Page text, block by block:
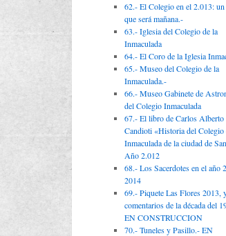
62.- El Colegio en el 2.013:
que será mañana.-
63.- Iglesia del Colegio de la
Inmaculada
64.- El Coro de la Iglesia
65.- Museo del Colegio de la
Inmaculada.-
66.- Museo Gabinete de
del Colegio Inmaculada
67.- El libro de Carlos Alberto
Candioti «Historia del Colegio
Inmaculada de la ciudad de
Año 2.012
68.- Los Sacerdotes en el año
2014
69.- Piquete Las Flores 2013,
comentarios de la década del
EN CONSTRUCCION
70.- Tuneles y Pasillo.- EN